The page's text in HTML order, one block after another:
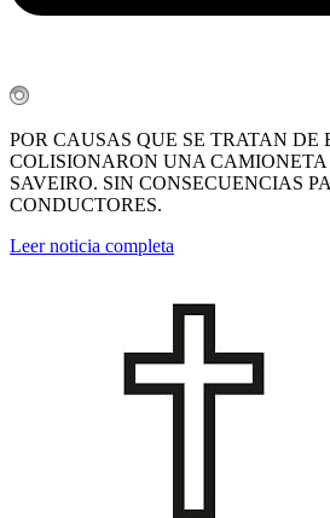
POR CAUSAS QUE SE TRATAN DE
COLISIONARON UNA
SAVEIRO. SIN CONSECUENCIAS
CONDUCTORES.
Leer noticia completa